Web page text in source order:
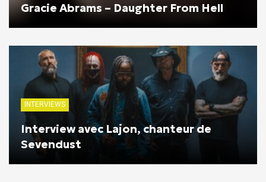
Gracie Abrams – Daughter From Hell
INTERVIEWS
Interview avec Lajon, chanteur de
Sevendust